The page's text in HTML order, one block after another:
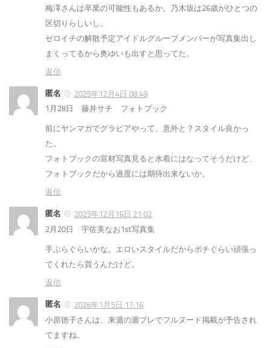
梅澤さんは卒業の可能性もあるか。乃木坂は26歳がひとつの
区切りらしいし。
ゼロイチの解散予定アイドルグループメンバーが写真集出し
まくってるから奥ゆいも出すと思ってた。
返信
匿名
2025年12月4日 08:49
1月28日 藤井サチ フォトブック
前にヤンマガでグラビアやって、意外と？スタイル良かっ
た。
フォトブックの宣材写真見ると水着にはなってそうだけど、
フォトブックだから過度には期待出来ないか。
返信
匿名
2025年12月16日 21:02
2月20日 宇佐美なお1st写真集
手ぶらぐらいかな。エロいスタイルだからポチぐらい頑張っ
てくれたら買うんだけど。
返信
匿名
2026年1月5日 17:16
小原徳子さんは、来週の週プレでフルヌード掲載が予告され
てますね。